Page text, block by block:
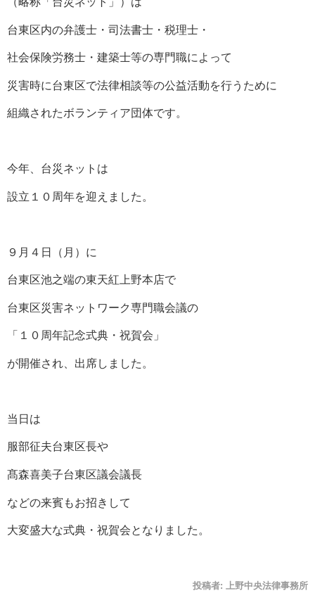
台東区内の弁護士・司法書士・税理士・
社会保険労務士・建築士等の専門職によって
災害時に台東区で法律相談等の公益活動を行うために
組織されたボランティア団体です。
今年、台災ネットは
設立１０周年を迎えました。
９月４日（月）に
台東区池之端の東天紅上野本店で
台東区災害ネットワーク専門職会議の
「１０周年記念式典・祝賀会」
が開催され、出席しました。
当日は
服部征夫台東区長や
髙森喜美子台東区議会議長
などの来賓もお招きして
大変盛大な式典・祝賀会となりました。
投稿者: 上野中央法律事務所